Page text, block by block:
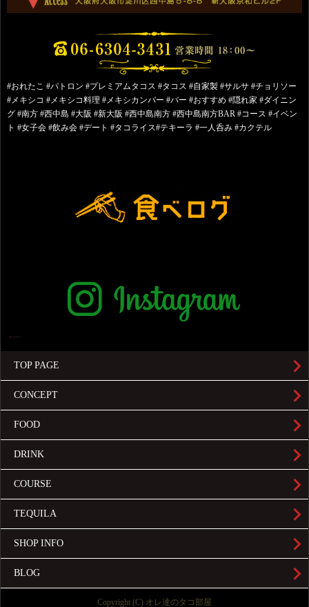
#おれたこ #パトロン #プレミアムタコス #タコス #自家製 #サルサ #チョリソー
#メキシコ #メキシコ料理 #メキシカンバー #バー #おすすめ #隠れ家 #ダイニン
グ #南方 #西中島 #大阪 #新大阪 #西中島南方 #西中島南方BAR #コース #イベン
ト #女子会 #飲み会 #デート #タコライス#テキーラ #一人呑み #カクテル
TOP PAGE
CONCEPT
FOOD
DRINK
COURSE
TEQUILA
SHOP INFO
BLOG
Copyright (C) オレ達のタコ部屋